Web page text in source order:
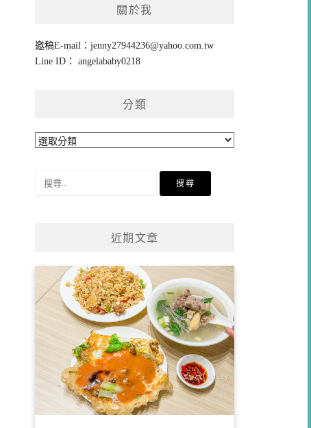
關於我
邀稿E-mail：jenny27944236@yahoo.com.tw
Line ID： angelababy0218
分類
分
近期文章